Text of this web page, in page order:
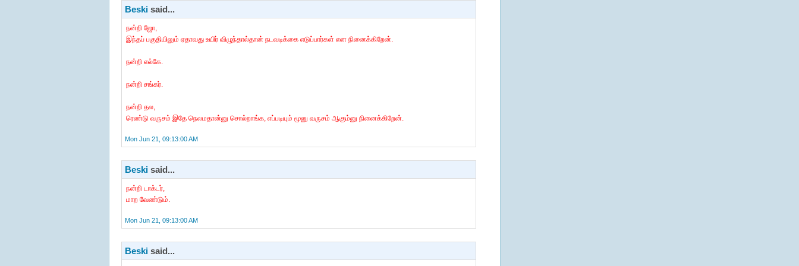
Beskisaid...
நன்றி ஜோ,
இந்தப் பகுதியிலும் ஏதாவது உயிர் விழுந்தால்தான் நடவடிக்கை எடுப்பார்கள் என நினைக்கிறேன்.
நன்றி எல்கே.
நன்றி சங்கர்.
நன்றி தல,
ரெண்டு வருசம் இதே நெலமதான்னு சொல்றாங்க, எப்படியும் மூனு வருசம் ஆகும்னு நினைக்கிறேன்.
Mon Jun 21, 09:13:00 AM
Beskisaid...
நன்றி டாக்டர்,
மாற வேண்டும்.
Mon Jun 21, 09:13:00 AM
Beskisaid...